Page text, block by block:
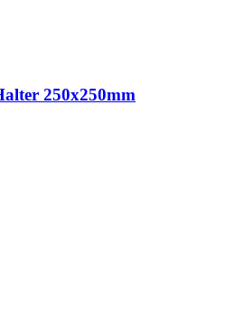
250x250mm